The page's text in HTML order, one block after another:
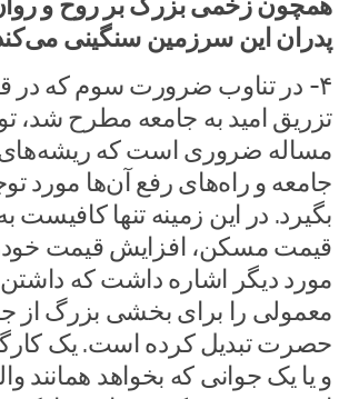
همچون زخمی بزرگ بر روح و
پدران این سرزمین سنگینی
۴- در تناوب ضرورت سوم که
تزریق امید به جامعه مطرح شد،
مساله ضروری است که ریشه‌های
جامعه و راه‌های رفع آن‌ها مورد
بگیرد. در این زمینه تنها کافیست
قیمت مسکن، افزایش قیمت
مورد دیگر اشاره داشت که
معمولی را برای بخشی بزرگ از
حصرت تبدیل کرده است. یک
و یا یک جوانی که بخواهد همانند